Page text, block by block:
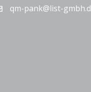
qm-pank@list-